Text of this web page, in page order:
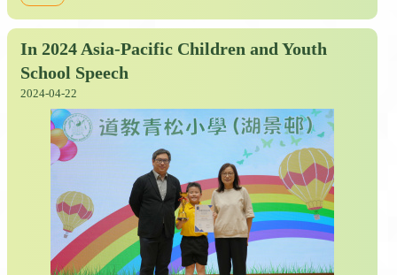
In 2024 Asia-Pacific Children and Youth
School Speech
2024-04-22